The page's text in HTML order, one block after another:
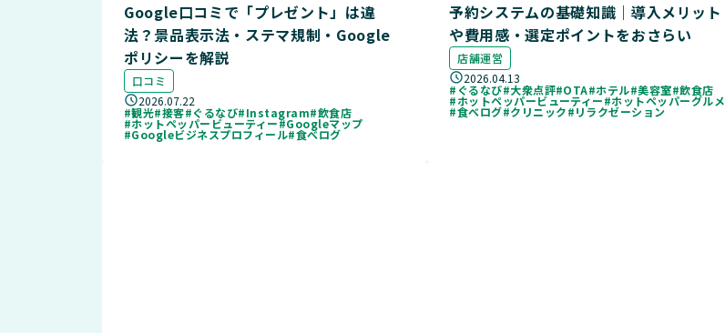
Google口コミで「プレゼント」は違
法？景品表示法・ステマ規制・Google
ポリシーを解説
口コミ
2026.07.22
#観光#接客#ぐるなび#Instagram#飲食店
#ホットペッパービューティー#Googleマップ
#Googleビジネスプロフィール#食べログ
予約システムの基礎知識｜導入メリット
や費用感・選定ポイントをおさらい
店舗運営
2026.04.13
#ぐるなび#大衆点評#OTA#ホテル#美容室#飲食店
#ホットペッパービューティー#ホットペッパーグルメ
#食べログ#クリニック#リラクゼーション